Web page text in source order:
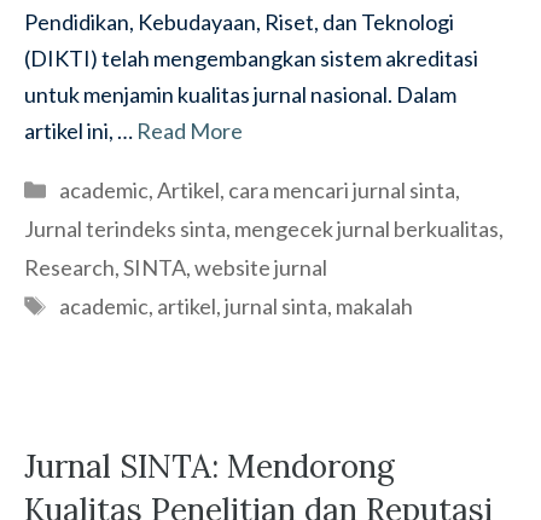
Pendidikan, Kebudayaan, Riset, dan Teknologi
(DIKTI) telah mengembangkan sistem akreditasi
untuk menjamin kualitas jurnal nasional. Dalam
artikel ini, … Read More
Categories
academic,Artikel, cara mencari jurnal sinta,
Jurnal terindeks sinta, mengecek jurnal berkualitas,
Research,SINTA,website jurnal
Tags
academic, artikel,jurnal sinta, makalah
Jurnal SINTA: Mendorong
Kualitas Penelitian dan Reputasi